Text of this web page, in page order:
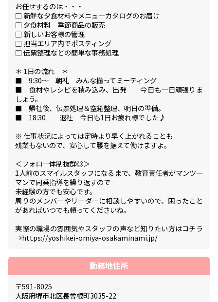
お任せするのは・・・
□ 新鮮な夕食材料やメニューカタログのお届け
□ 夕食材料 季節商品の販売
□ 新しいお客様の管理
□ 担当エリア内でポスティング
□ 伝票整理などの簡単な事務処理
＊ 1日の流れ ＊
■ 9:30～ 朝礼 みんな揃ってミーティング
■ 食材やレシピを積み込み、出発 今日も一日頑張りま
しょう。
■ 帰社後、伝票処理＆空箱整理、明日の準備。
■ 18:30 退社 今日も1日お疲れ様でした♪
※ 仕事状況によっては定時より早く上がれることも
残業もないので、安心して腰を据えて働けますよ。
＜フォロー体制抜群◎＞
1人前のスマイルスタッフになるまで、教育責任者がマンツー
マンで同乗指導を繰り返すので
未経験の方でも安心です。
周りのメンバーやリーダーに相談しやすいので、困ったこと
があればいつでも頼ってくださいね。
実際の職場の雰囲気やスタッフの声など知りたい方はコチラ
⇒https://yoshikei-omiya-osakaminami.jp/
勤務地住所
〒591-8025
大阪府堺市北区長曾根町3035-22